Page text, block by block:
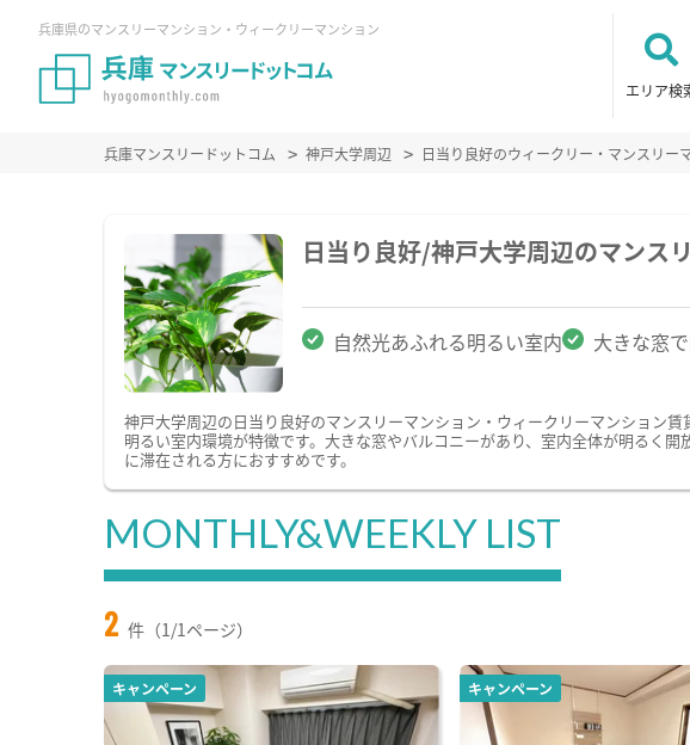
兵庫県のマンスリーマンション・ウィークリーマンション
エリア検
兵庫マンスリードットコム 神戸大学周辺 日当り良好のウィークリー・マンスリー
日当り良好/神戸大学周辺のマンス
自然光あふれる明るい室内 大きな窓
神戸大学周辺の日当り良好のマンスリーマンション・ウィークリーマンション
明るい室内環境が特徴です。大きな窓やバルコニーがあり、室内全体が明るく
に滞在される方におすすめです。
MONTHLY&WEEKLY LIST
2 件（1/1ページ）
キャンペーン キャンペーン